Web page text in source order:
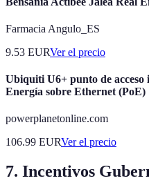
Farmacia Angulo_ES
9.53 EURVer el precio
Ubiquiti U6+ punto de
Energía sobre Ethernet (PoE)
powerplanetonline.com
106.99 EURVer el precio
7. Incentivos